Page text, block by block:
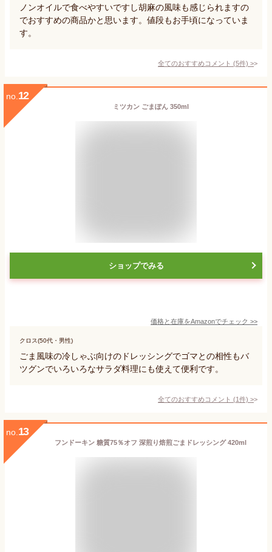
ノンオイルで食べやすいですし胡麻の風味も感じられますの
でおすすめの商品かと思います。値段もお手頃になっていま
す。
全てのおすすめコメント (5件) >
no. 12
ミツカン ごまぽん 350ml
ショップでみる
価格と在庫をAmazonでチェック >>
クロス(50代・男性)
ごま風味の冷しゃぶ向けのドレッシングでゴマとの相性もバ
ツグンでいろいろなサラダ料理にも使えて便利です。
全てのおすすめコメント (1件) >
no. 13
フンドーキン 糖質75％オフ 深煎り焙煎ごまドレッシング 420ml